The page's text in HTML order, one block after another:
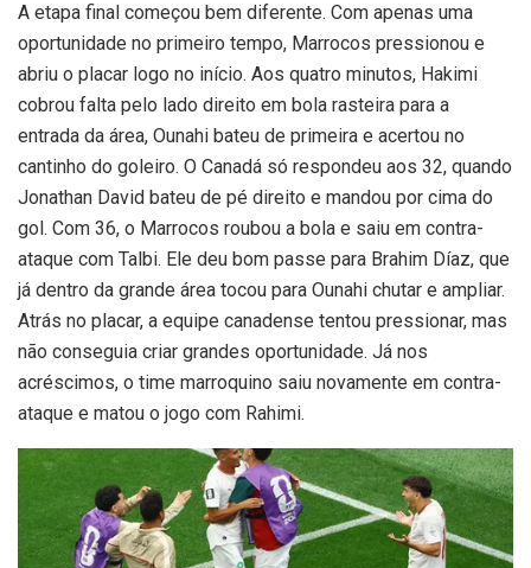
A etapa final começou bem diferente. Com apenas uma
oportunidade no primeiro tempo, Marrocos pressionou e
abriu o placar logo no início. Aos quatro minutos, Hakimi
cobrou falta pelo lado direito em bola rasteira para a
entrada da área, Ounahi bateu de primeira e acertou no
cantinho do goleiro. O Canadá só respondeu aos 32, quando
Jonathan David bateu de pé direito e mandou por cima do
gol. Com 36, o Marrocos roubou a bola e saiu em contra-
ataque com Talbi. Ele deu bom passe para Brahim Díaz, que
já dentro da grande área tocou para Ounahi chutar e ampliar.
Atrás no placar, a equipe canadense tentou pressionar, mas
não conseguia criar grandes oportunidade. Já nos
acréscimos, o time marroquino saiu novamente em contra-
ataque e matou o jogo com Rahimi.